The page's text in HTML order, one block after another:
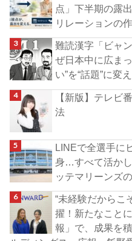
点」下半期の露
リレーションの
難読漢字「ビャ
ぜ日本中に広ま
い”を“話題”に変
【新版】テレビ
法
LINEで全選手に
身…すべて活か
ッテマリーンズ
“未経験だからこ
擢！新たなこと
報」で、成果を